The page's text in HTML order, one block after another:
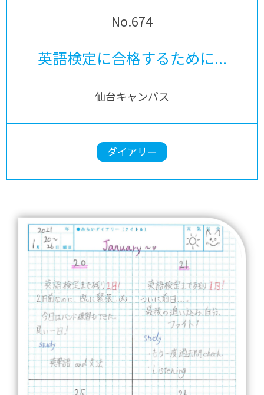
No.674
英語検定に合格するために...
仙台キャンパス
ダイアリー